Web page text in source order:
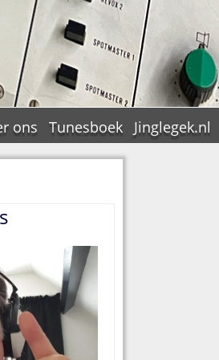
ons Tunesboek Jinglegek.nl